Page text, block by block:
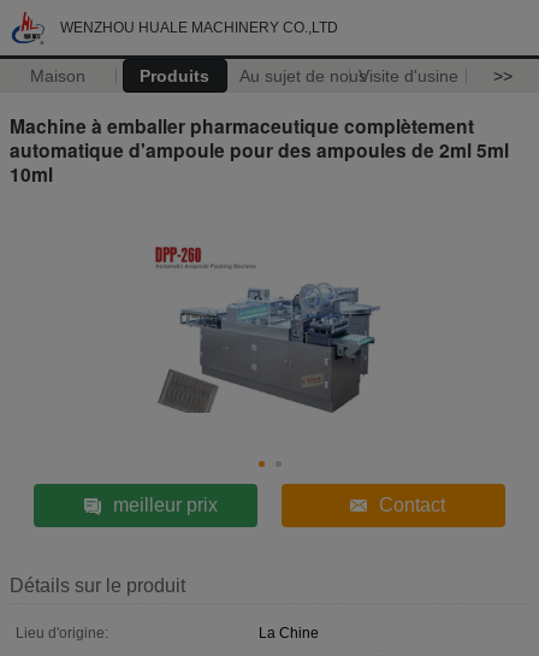
WENZHOU HUALE MACHINERY CO.,LTD
Maison Produits Au sujet de nousVisite d'usine >>
Machine à emballer pharmaceutique complètement
automatique d'ampoule pour des ampoules de 2ml 5ml
10ml
meilleur prix Contact
Détails sur le produit
Lieu d'origine:
La Chine